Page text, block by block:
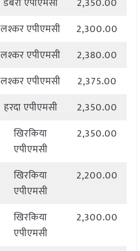
लश्कर एपीएमसी 2,300.00
लश्कर एपीएमसी 2,380.00
लश्कर एपीएमसी 2,375.00
हरदा एपीएमसी 2,350.00
खिरकिया
एपीएमसी
2,350.00
खिरकिया
एपीएमसी
2,200.00
खिरकिया
एपीएमसी
2,300.00